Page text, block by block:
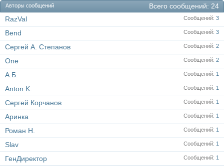
Всего сообщений 24
Авторы сообщений
Сообщений 3
RazVal
Сообщений 3
Bend
Сообщений 2
Сергей А. Степанов
Сообщений 2
One
Сообщений 1
А.Б.
Сообщений 1
Anton K.
Сообщений 1
Сергей Корчанов
Сообщений 1
Аринка
Сообщений 1
Роман Н.
Сообщений 1
Slav
Сообщений 1
ГенДиректор